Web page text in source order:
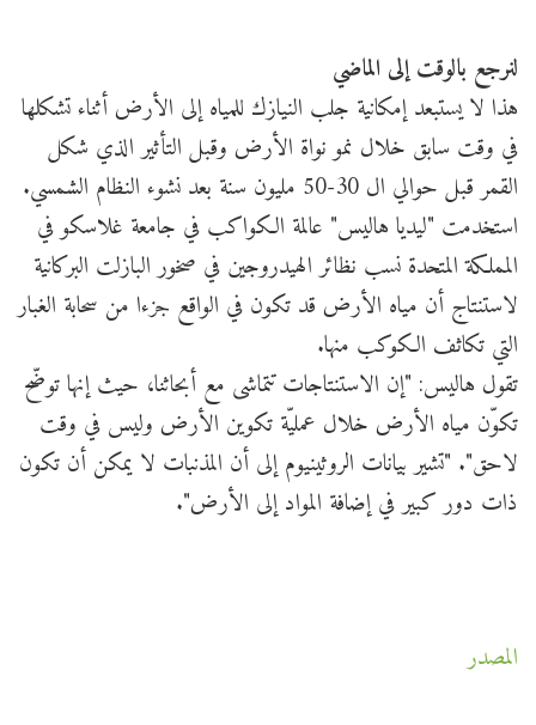
لنرجع بالوقت إلى الماضي
هذا لا يستبعد إمكانية جلب النيازك للمياه إلى الأرض أثناء تشكلها
في وقت سابق خلال نمو نواة الأرض وقبل التأثير الذي شكل
القمر قبل حوالي ال 30-50 مليون سنة بعد نشوء النظام الشمسي.
استخدمت "ليديا هاليس" عالمة الكواكب في جامعة غلاسكو في
المملكة المتحدة نسب نظائر الهيدروجين في صخور البازلت البركانية
لاستنتاج أن مياه الأرض قد تكون في الواقع جزءا من سحابة الغبار
التي تكاثف الكوكب منها.
تقول هاليس: "إن الاستنتاجات تتماشى مع أبحاثنا، حيث إنها توضّح
تكوّن مياه الأرض خلال عمليّة تكوين الأرض وليس في وقت
لاحق". "تشير بيانات الروثينيوم إلى أن المذنبات لا يمكن أن تكون
ذات دور كبير في إضافة المواد إلى الأرض".
المصدر